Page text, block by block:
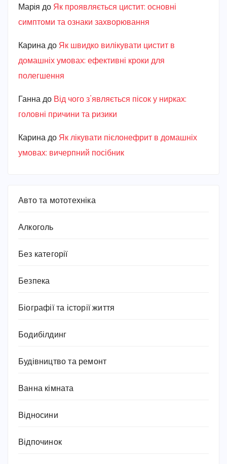
Марiя до Як проявляється цистит: основні
симптоми та ознаки захворювання
Карина до Як швидко вилікувати цистит в
домашніх умовах: ефективні кроки для
полегшення
Ганна до Від чого з’являється пісок у нирках:
головні причини та ризики
Карина до Як лікувати пієлонефрит в домашніх
умовах: вичерпний посібник
Авто та мототехніка
Алкоголь
Без категорії
Безпека
Біографії та історії життя
Бодибілдинг
Будівництво та ремонт
Ванна кімната
Відносини
Відпочинок